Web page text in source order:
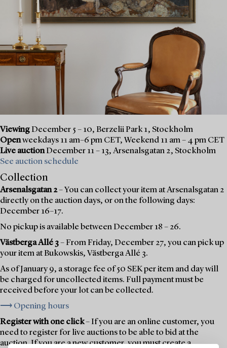
ViewingDecember 5 – 10, Berzelii Park 1, Stockholm
Openweekdays 11 am–6 pm CET, Weekend 11 am – 4 pm CET
Live auctionDecember 11 – 13, Arsenalsgatan 2, Stockholm
See auction schedule
Collection
Arsenalsgatan 2– You can collect your item at Arsenalsgatan 2
directly on the auction days, or on the following days:
December 16–17.
No pickup is available between December 18 – 26.
Västberga Allé 3– From Friday, December 27, you can pick up
your item at Bukowskis, Västberga Allé 3.
As of January 9, a storage fee of 50 SEK per item and day will
be charged for uncollected items. Full payment must be
received before your lot can be collected.
⟶ Opening hours
Register with one click– If you are an online customer, you
need to register for live auctions to be able to bid at the
auction. If you are a new customer, you must create a